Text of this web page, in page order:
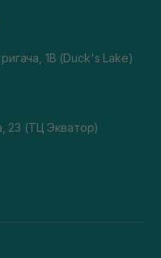
1В (Duck's Lake)
23 (ТЦ Экватор)